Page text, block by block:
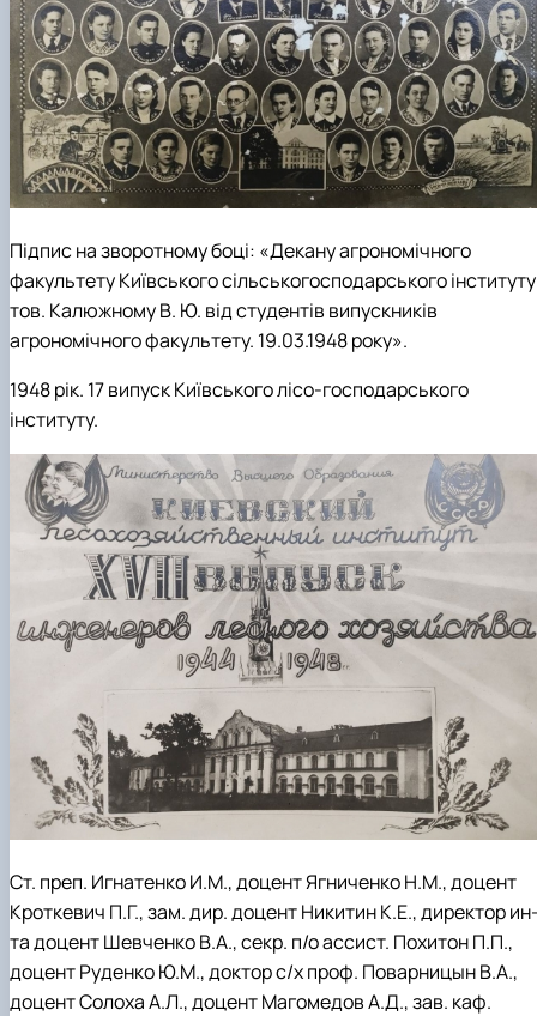
Підпис на зворотному боці: «Декану агрономічного
факультету Київського сільськогосподарського інституту
тов. Калюжному В. Ю. від студентів випускників
агрономічного факультету. 19.03.1948 року».
1948 рік. 17 випуск Київського лісо-господарського
інституту.
Ст. преп. Игнатенко И.М., доцент Ягниченко Н.М., доцент
Кроткевич П.Г., зам. дир. доцент Никитин К.Е., директор
та доцент Шевченко В.А., секр. п/о ассист. Похитон П.П.,
доцент Руденко Ю.М., доктор с/х проф. Поварницын В.А.,
доцент Солоха А.Л., доцент Магомедов А.Д., зав. каф.